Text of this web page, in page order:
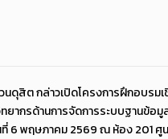
ต กล่าวเปิดโครงการฝึกอบรมเ
ากรด้านการจัดการระบบฐานข้อ
ที่ 6 พฤษภาคม 2569 ณ ห้อง